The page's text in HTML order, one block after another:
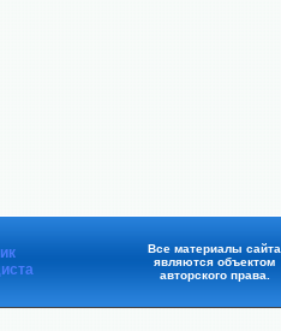
Все материалы сайта
являются объектом
авторского права.